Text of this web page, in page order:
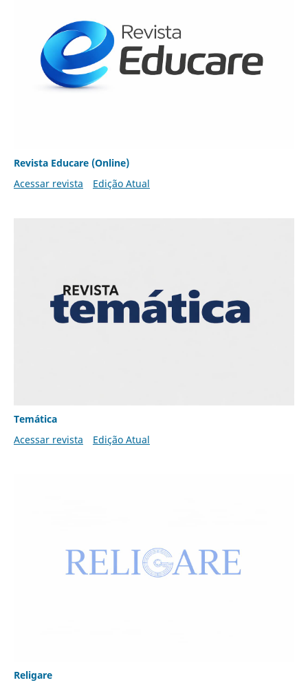
Revista Educare (Online)
Acessar revista
Edição Atual
Temática
Acessar revista
Edição Atual
Religare